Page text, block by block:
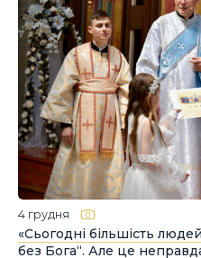
4 грудня
«Сьогодні більшість
без Бога“. Але це